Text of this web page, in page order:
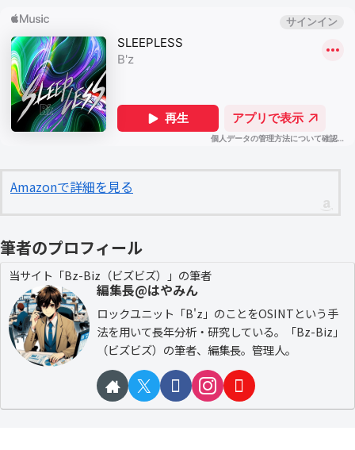
Amazonで詳細を見る
筆者のプロフィール
当サイト「Bz-Biz（ビズビズ）」の筆者
編集長@はやみん
ロックユニット「B'z」のことをOSINTという手
法を用いて長年分析・研究している。「Bz-Biz」
（ビズビズ）の筆者、編集長。管理人。